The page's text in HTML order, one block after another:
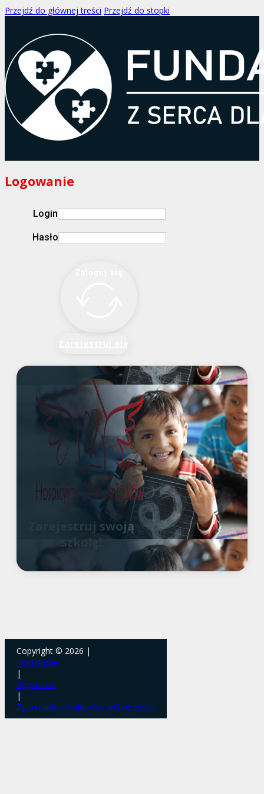
Przejdź do głównej treści Przejdź do stopki
Logowanie
Login
Hasło
Zarejestruj swoją
szkołę!
Copyright © 2026 |
Informacje
|
Regulamin
|
Zgłaszanie problemów technicznych